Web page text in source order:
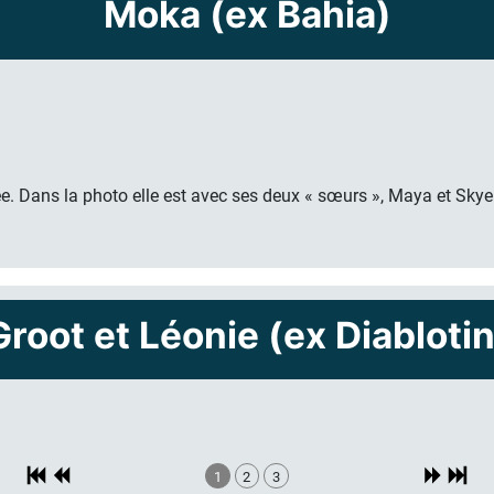
Moka (ex Bahia)
Dans la photo elle est avec ses deux « sœurs », Maya et
et Léonie (ex
1 2 3